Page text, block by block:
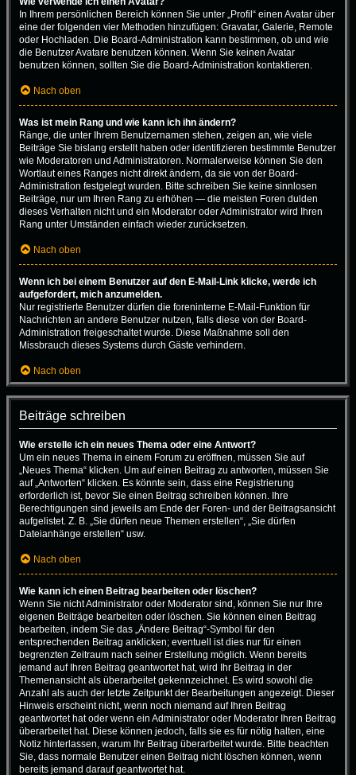
In Ihrem persönlichen Bereich können Sie unter „Profil“ einen Avatar über
eine der folgenden vier Methoden hinzufügen: Gravatar, Galerie, Remote
oder Hochladen. Die Board-Administration kann bestimmen, ob und wie
die Benutzer Avatare benutzen können. Wenn Sie keinen Avatar
benutzen können, sollten Sie die Board-Administration kontaktieren.
Nach oben
Was ist mein Rang und wie kann ich ihn ändern?
Ränge, die unter Ihrem Benutzernamen stehen, zeigen an, wie viele
Beiträge Sie bislang erstellt haben oder identifizieren bestimmte Benutzer
wie Moderatoren und Administratoren. Normalerweise können Sie den
Wortlaut eines Ranges nicht direkt ändern, da sie von der Board-
Administration festgelegt wurden. Bitte schreiben Sie keine sinnlosen
Beiträge, nur um Ihren Rang zu erhöhen — die meisten Foren dulden
dieses Verhalten nicht und ein Moderator oder Administrator wird Ihren
Rang unter Umständen einfach wieder zurücksetzen.
Nach oben
Wenn ich bei einem Benutzer auf den E-Mail-Link klicke, werde ich
aufgefordert, mich anzumelden.
Nur registrierte Benutzer dürfen die foreninterne E-Mail-Funktion für
Nachrichten an andere Benutzer nutzen, falls diese von der Board-
Administration freigeschaltet wurde. Diese Maßnahme soll den
Missbrauch dieses Systems durch Gäste verhindern.
Nach oben
Beiträge schreiben
Wie erstelle ich ein neues Thema oder eine Antwort?
Um ein neues Thema in einem Forum zu eröffnen, müssen Sie auf
„Neues Thema“ klicken. Um auf einen Beitrag zu antworten, müssen Sie
auf „Antworten“ klicken. Es könnte sein, dass eine Registrierung
erforderlich ist, bevor Sie einen Beitrag schreiben können. Ihre
Berechtigungen sind jeweils am Ende der Foren- und der Beitragsansicht
aufgelistet. Z. B. „Sie dürfen neue Themen erstellen“, „Sie dürfen
Dateianhänge erstellen“ usw.
Nach oben
Wie kann ich einen Beitrag bearbeiten oder löschen?
Wenn Sie nicht Administrator oder Moderator sind, können Sie nur Ihre
eigenen Beiträge bearbeiten oder löschen. Sie können einen Beitrag
bearbeiten, indem Sie das „Ändere Beitrag“-Symbol für den
entsprechenden Beitrag anklicken; eventuell ist dies nur für einen
begrenzten Zeitraum nach seiner Erstellung möglich. Wenn bereits
jemand auf Ihren Beitrag geantwortet hat, wird Ihr Beitrag in der
Themenansicht als überarbeitet gekennzeichnet. Es wird sowohl die
Anzahl als auch der letzte Zeitpunkt der Bearbeitungen angezeigt. Dieser
Hinweis erscheint nicht, wenn noch niemand auf Ihren Beitrag
geantwortet hat oder wenn ein Administrator oder Moderator Ihren Beitrag
überarbeitet hat. Diese können jedoch, falls sie es für nötig halten, eine
Notiz hinterlassen, warum Ihr Beitrag überarbeitet wurde. Bitte beachten
Sie, dass normale Benutzer einen Beitrag nicht löschen können, wenn
bereits jemand darauf geantwortet hat.